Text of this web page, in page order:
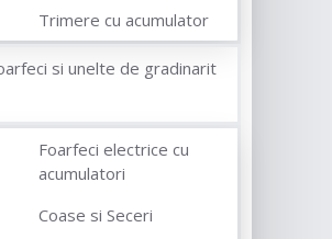
Trimere cu acumulator
si unelte de gradinarit
Foarfeci electrice cu
acumulatori
Coase si Seceri